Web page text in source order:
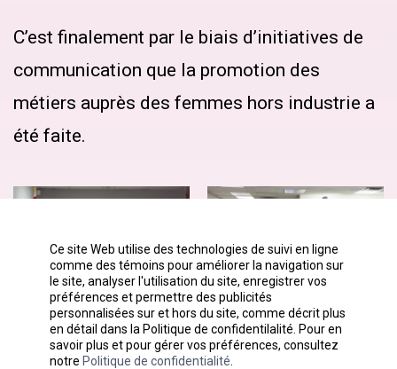
C’est finalement par le biais d’initiatives de
communication que la promotion des
métiers auprès des femmes hors industrie a
été faite.
Ce site Web utilise des technologies de suivi en ligne
comme des témoins pour améliorer la navigation sur
le site, analyser l'utilisation du site, enregistrer vos
préférences et permettre des publicités
personnalisées sur et hors du site, comme décrit plus
en détail dans la Politique de confidentilalité. Pour en
savoir plus et pour gérer vos préférences, consultez
notre Politique de confidentialité